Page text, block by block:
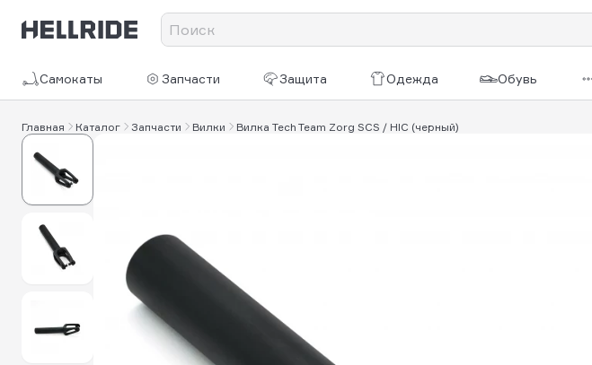
Самокаты Запчасти Защита Одежда Обувь
Главная Каталог Запчасти Вилки Вилка Tech Team Zorg SCS / HIC (черный)